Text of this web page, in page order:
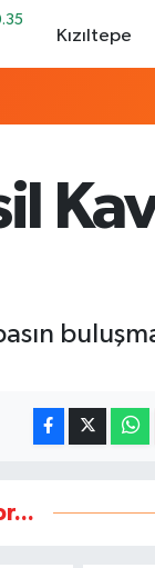
Kızıltepe